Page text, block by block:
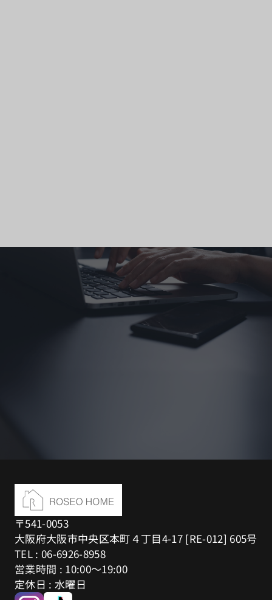
〒541-0053
大阪府大阪市中央区本町４丁目4-17 [RE-012] 605号
TEL : 06-6926-8958
営業時間 : 10:00～19:00
定休日 : 水曜日